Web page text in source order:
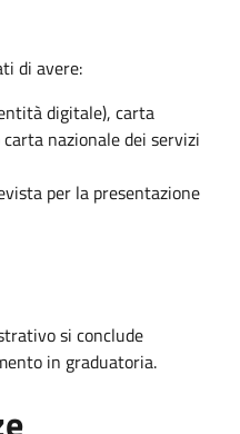
di avere:
digitale), carta
nazionale dei servizi
per la presentazione
si conclude
in graduatoria.